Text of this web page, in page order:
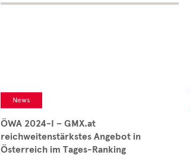
News
ÖWA 2024-I – GMX.at
reichweitenstärkstes Angebot in
Österreich im Tages-Ranking